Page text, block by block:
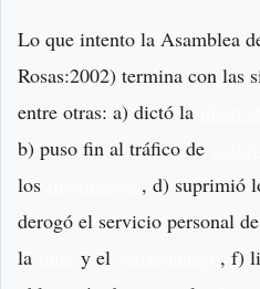
Lo que intento la Asamblea
Rosas:2002) termina con las
entre otras: a) dictó la
b) puso fin al tráfico de
los
, d) suprimió
derogó el servicio personal
la
y el
, f)